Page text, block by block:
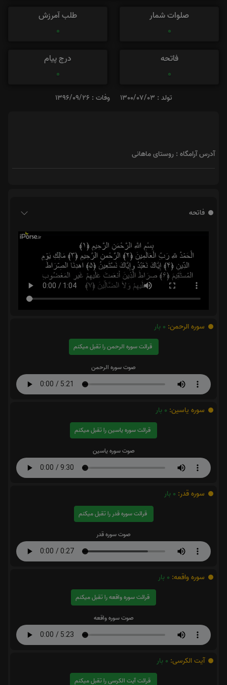
صلوات شمار
0
طلب آمرزش
0
فاتحه
0
درج پیام
0
تولد : 1300/07/03 وفات : 1396/09/26
آدرس آرامگاه : روستای ماهانی
فاتحه
سوره الرحمن: 0 بار
قرائت سوره الرحمن را تقبل میکنم
صوت سوره الرحمن
سوره یاسین: 0 بار
قرائت سوره یاسین را تقبل میکنم
صوت سوره یاسین
سوره قدر: 0 بار
قرائت سوره قدر را تقبل میکنم
صوت سوره قدر
سوره واقعه: 0 بار
قرائت سوره واقعه را تقبل میکنم
صوت سوره واقعه
آیت الکرسی: 0 بار
قرائت آیت الکرسی را تقبل میکنم